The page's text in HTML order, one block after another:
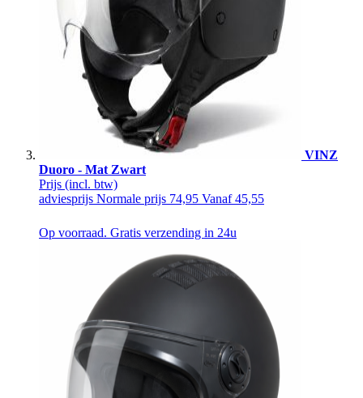
VINZ
Duoro - Mat Zwart
Prijs (incl. btw)
adviesprijs Normale prijs 74,95 Vanaf 45,55
Op voorraad. Gratis verzending in 24u